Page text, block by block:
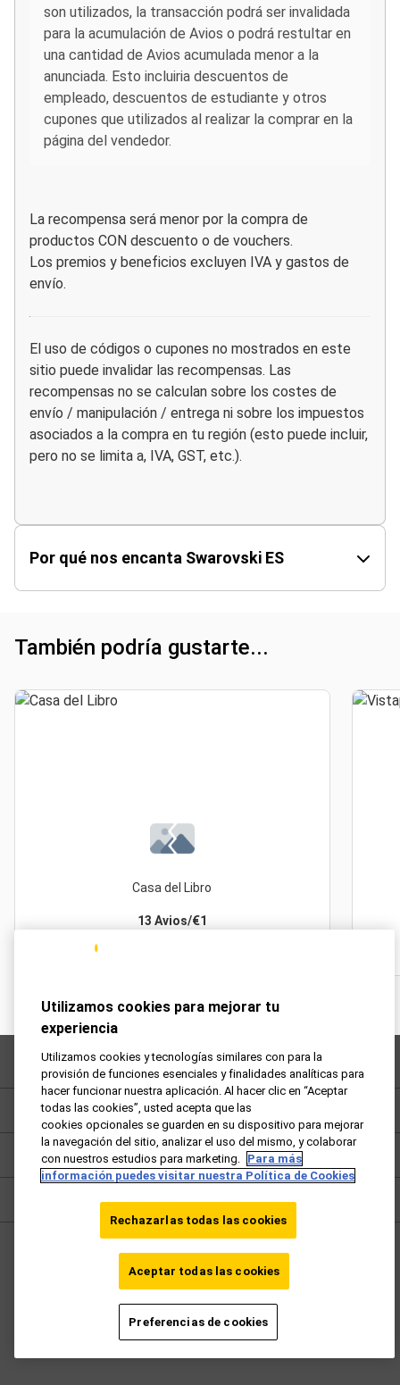
son utilizados, la transacción podrá ser invalidada
para la acumulación de Avios o podrá restultar en
una cantidad de Avios acumulada menor a la
anunciada. Esto incluiria descuentos de
empleado, descuentos de estudiante y otros
cupones que utilizados al realizar la comprar en la
página del vendedor.
La recompensa será menor por la compra de
productos CON descuento o de vouchers.
Los premios y beneficios excluyen IVA y gastos de
envío.
El uso de códigos o cupones no mostrados en este
sitio puede invalidar las recompensas. Las
recompensas no se calculan sobre los costes de
envío / manipulación / entrega ni sobre los impuestos
asociados a la compra en tu región (esto puede incluir,
pero no se limita a, IVA, GST, etc.).
Por qué nos encanta Swarovski ES
También podría gustarte...
Casa del Libro
13 Avios/€1
Preguntas frecuentes
Política de privacidad
Términos y condiciones
Ir vueling.com
Utilizamos cookies para mejorar tu
experiencia
Utilizamos cookies y tecnologías similares con para la
provisión de funciones esenciales y finalidades analíticas para
hacer funcionar nuestra aplicación. Al hacer clic en “Aceptar
todas las cookies”, usted acepta que las
cookies opcionales se guarden en su dispositivo para mejorar
la navegación del sitio, analizar el uso del mismo, y colaborar
con nuestros estudios para marketing. Para más
información puedes visitar nuestra Política de Cookies
Rechazarlas todas las cookies
Aceptar todas las cookies
Preferencias de cookies